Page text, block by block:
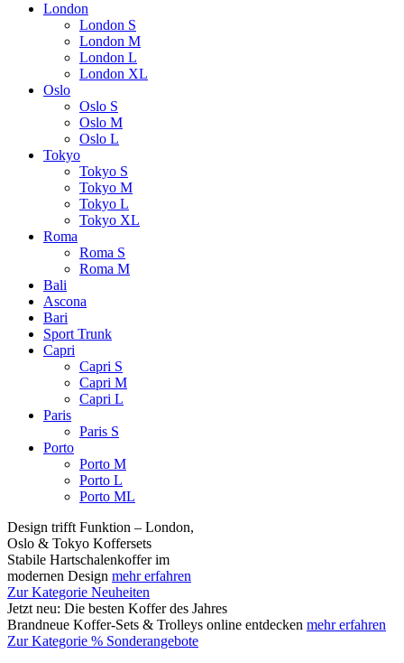
London
London S
London M
London L
London XL
Oslo
Oslo S
Oslo M
Oslo L
Tokyo
Tokyo S
Tokyo M
Tokyo L
Tokyo XL
Roma
Roma S
Roma M
Bali
Ascona
Bari
Sport Trunk
Capri
Capri S
Capri M
Capri L
Paris
Paris S
Porto
Porto M
Porto L
Porto ML
Design trifft Funktion – London,
Oslo & Tokyo Koffersets
Stabile Hartschalenkoffer im
modernen Design mehr erfahren
Zur Kategorie Neuheiten
Jetzt neu: Die besten Koffer des Jahres
Brandneue Koffer-Sets & Trolleys online entdecken mehr erfahren
Zur Kategorie % Sonderangebote